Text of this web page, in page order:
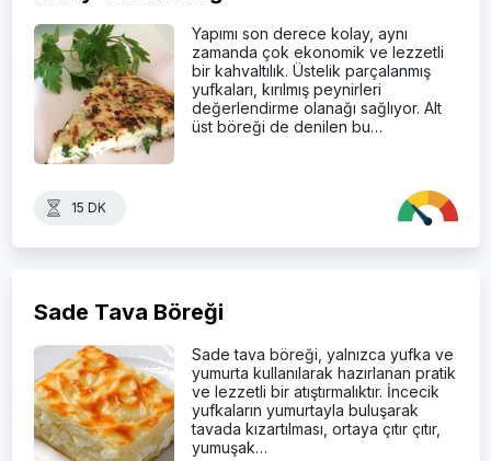
Yapımı son derece kolay, aynı
zamanda çok ekonomik ve lezzetli
bir kahvaltılık. Üstelik parçalanmış
yufkaları, kırılmış peynirleri
değerlendirme olanağı sağlıyor. Alt
üst böreği de denilen bu…
15 DK
Sade Tava Böreği
Sade tava böreği, yalnızca yufka ve
yumurta kullanılarak hazırlanan pratik
ve lezzetli bir atıştırmalıktır. İncecik
yufkaların yumurtayla buluşarak
tavada kızartılması, ortaya çıtır çıtır,
yumuşak…